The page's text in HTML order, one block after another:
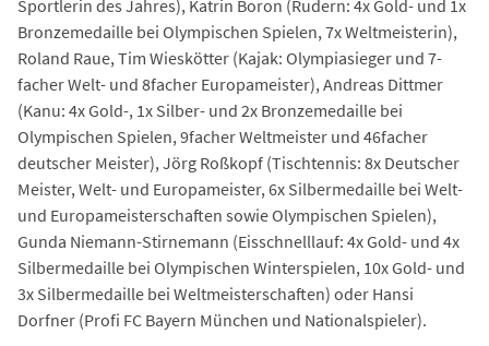
Sportlerin des Jahres), Katrin Boron (Rudern: 4x Gold- und 1x
Bronzemedaille bei Olympischen Spielen, 7x Weltmeisterin),
Roland Raue, Tim Wieskötter (Kajak: Olympiasieger und 7-
facher Welt- und 8facher Europameister), Andreas Dittmer
(Kanu: 4x Gold-, 1x Silber- und 2x Bronzemedaille bei
Olympischen Spielen, 9facher Weltmeister und 46facher
deutscher Meister), Jörg Roßkopf (Tischtennis: 8x Deutscher
Meister, Welt- und Europameister, 6x Silbermedaille bei Welt-
und Europameisterschaften sowie Olympischen Spielen),
Gunda Niemann-Stirnemann (Eisschnelllauf: 4x Gold- und 4x
Silbermedaille bei Olympischen Winterspielen, 10x Gold- und
3x Silbermedaille bei Weltmeisterschaften) oder Hansi
Dorfner (Profi FC Bayern München und Nationalspieler).